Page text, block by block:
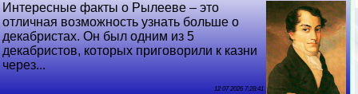
Интересные факты о Рылееве – это
отличная возможность узнать больше о
декабристах. Он был одним из 5
декабристов, которых приговорили к казни
через...
12 07 2026 7:28:41